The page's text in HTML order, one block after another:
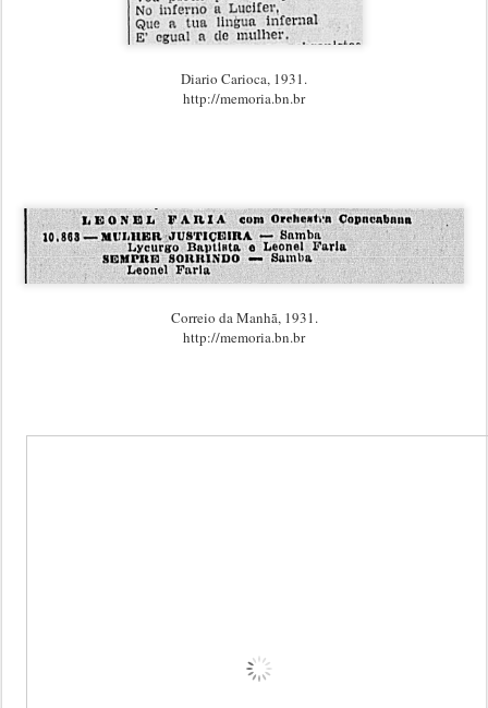
Diario Carioca, 1931.
http://memoria.bn.br
Correio da Manhã, 1931.
http://memoria.bn.br